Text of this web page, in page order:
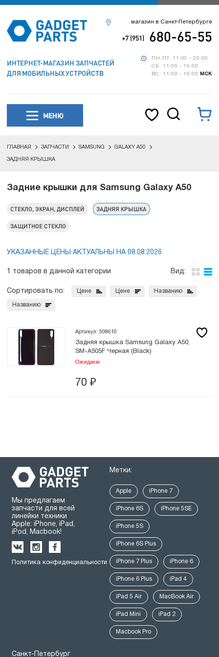
ИНТЕРНЕТ-МАГАЗИН ЗАПЧАСТЕЙ
ДЛЯ МОБИЛЬНЫХ УСТРОЙСТВ
ПН-ПТ: 11:00 - 20:00
СБ: 11:00 - 19:00
ВС: 11:00 - 19:00
МСК
магазин в Санкт-Петербурге
+7 (951) 680-65-55
МЕНЮ
ГЛАВНАЯ ЗАПЧАСТИ SAMSUNG GALAXY A50
ЗАДНЯЯ КРЫШКА
Задние крышки для Samsung Galaxy A50
СТЕКЛО, ЭКРАН, ДИСПЛЕЙ ЗАДНЯЯ КРЫШКА
ЗАЩИТНОЕ СТЕКЛО
УКАЗАННЫЕ ЦЕНЫ АКТУАЛЬНЫ НА 08.08.2026
1 товаров в данной категории Вид:
Сортировать по: Цене Цене Названию
Названию
Артикул: 508610
Задняя крышка Samsung Galaxy A50,
SM-A505F Черная (Black)
Ожидаем
70 ₽
Мы предлагаем
запчасти для всей
линейки техники
Apple: iPhone, iPad,
iPod, Macbook!
Политика конфиденциальности
Метки:
Apple iPhone 7
iPhone 6S iPhone 5SE
iPhone 5S
iPhone 6S Plus
iPhone 7 Plus iPhone 6
iPhone 6 Plus iPad 4
iPad 5 Air MacBook Air
iPad Mini iPad 2
Macbook Pro
Санкт-Петербург